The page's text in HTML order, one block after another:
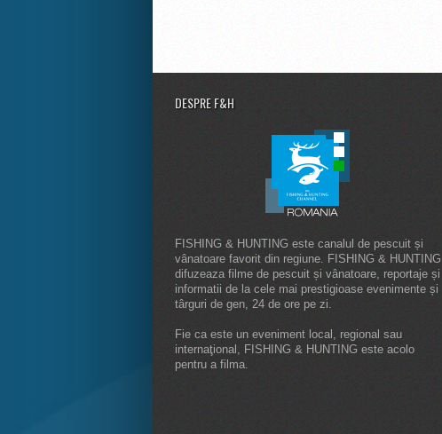
DESPRE F&H
FISHING & HUNTING este canalul de pescuit și
vânatoare favorit din regiune. FISHING & HUNTING
difuzeaza filme de pescuit și vânatoare, reportaje și
informatii de la cele mai prestigioase evenimente și
târguri de gen, 24 de ore pe zi.
Fie ca este un eveniment local, regional sau
internaţional, FISHING & HUNTING este acolo
pentru a filma.